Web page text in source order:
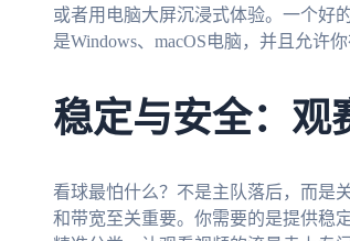
或者用电脑大屏沉浸式体验。一个好
是Windows、macOS电脑，并且允许
稳定与安全：观
看球最怕什么？不是主队落后，而是
和带宽至关重要。你需要的是提供稳